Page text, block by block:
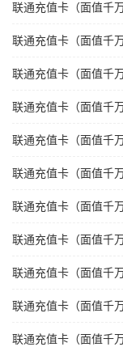
联通充值卡（面值千
联通充值卡（面值千
联通充值卡（面值千
联通充值卡（面值千
联通充值卡（面值千
联通充值卡（面值千
联通充值卡（面值千
联通充值卡（面值千
联通充值卡（面值千
联通充值卡（面值千
联通充值卡（面值千